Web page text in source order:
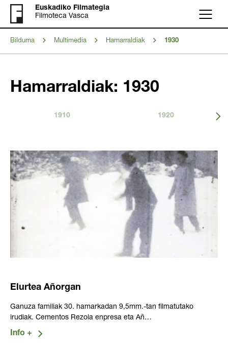
Euskadiko Filmategia
Filmoteca Vasca
Menu
Bilduma Multimedia Hamarraldiak 1930
Hamarraldiak: 1930
1910 1920
Elurtea Añorgan
Ganuza familiak 30. hamarkadan 9,5mm.-tan filmatutako
irudiak. Cementos Rezola enpresa eta Añ…